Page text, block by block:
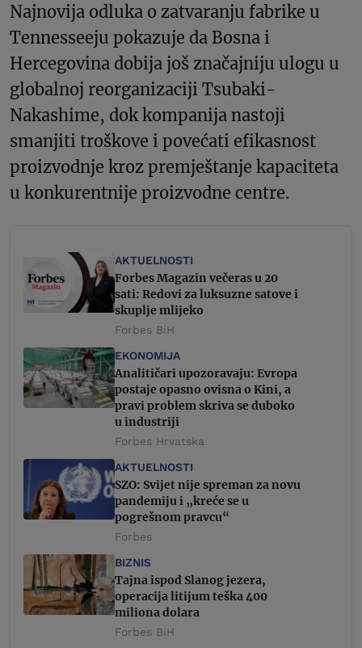
Najnovija odluka o zatvaranju fabrike u
Tennesseeju pokazuje da Bosna i
Hercegovina dobija još značajniju ulogu u
globalnoj reorganizaciji Tsubaki-
Nakashime, dok kompanija nastoji
smanjiti troškove i povećati efikasnost
proizvodnje kroz premještanje kapaciteta
u konkurentnije proizvodne centre.
AKTUELNOSTI
Forbes Magazin večeras u 20
sati: Redovi za luksuzne satove i
skuplje mlijeko
Forbes BiH
EKONOMIJA
Analitičari upozoravaju: Evropa
postaje opasno ovisna o Kini, a
pravi problem skriva se duboko
u industriji
Forbes Hrvatska
AKTUELNOSTI
SZO: Svijet nije spreman za novu
pandemiju i „kreće se u
pogrešnom pravcu“
Forbes
BIZNIS
Tajna ispod Slanog jezera,
operacija litijum teška 400
miliona dolara
Forbes BiH